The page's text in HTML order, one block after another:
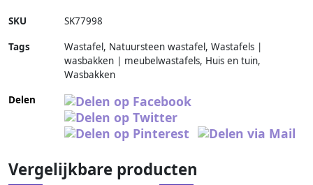
SKU SK77998
Tags
Wastafel, Natuursteen wastafel, Wastafels |
wasbakken | meubelwastafels, Huis en tuin,
Wasbakken
Delen
Vergelijkbare producten